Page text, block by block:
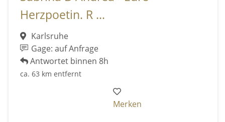
Herzpoetin. R ...
Karlsruhe
Gage: auf Anfrage
Antwortet binnen 8h
ca. 63 km entfernt
Merken